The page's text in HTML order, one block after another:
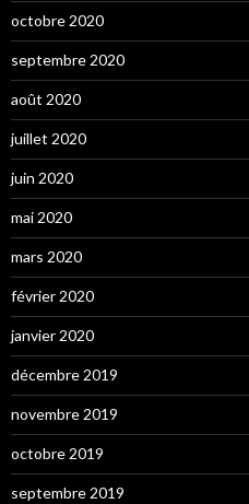
octobre 2020
septembre 2020
août 2020
juillet 2020
juin 2020
mai 2020
mars 2020
février 2020
janvier 2020
décembre 2019
novembre 2019
octobre 2019
septembre 2019